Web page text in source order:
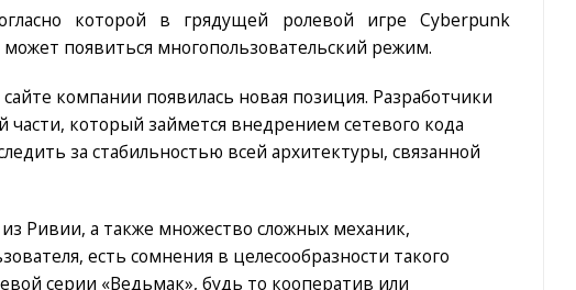
которой в грядущей ролевой игре Cyberpunk
появиться многопользовательский режим.
компании появилась новая позиция. Разработчики
который займется внедрением сетевого кода
за стабильностью всей архитектуры, связанной
Ривии, а также множество сложных механик,
есть сомнения в целесообразности такого
серии «Ведьмак», будь то кооператив или